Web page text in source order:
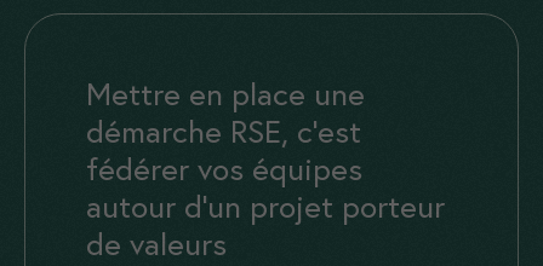
Mettre en place une
démarche RSE, c’est
fédérer vos équipes
autour d’un projet porteur
de valeurs